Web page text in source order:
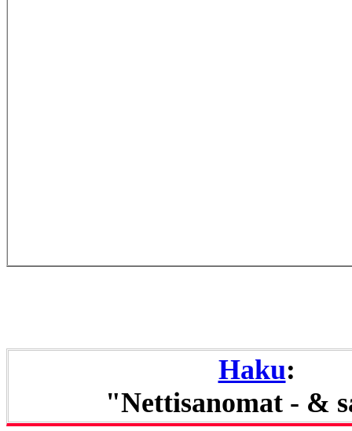
Haku:
"Nettisanomat - &